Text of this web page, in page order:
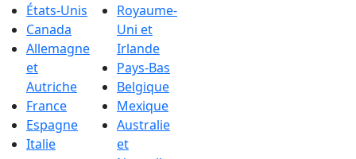
États-Unis
Canada
Allemagne
et
Autriche
France
Espagne
Italie
Royaume-
Uni et
Irlande
Pays-Bas
Belgique
Mexique
Australie
et